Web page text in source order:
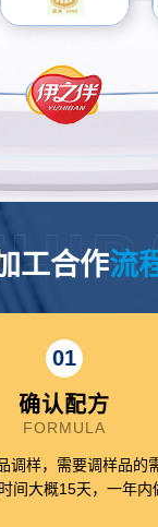
工合作流
01
确认配方
FORMULA
调样，需要调样品的
间大概15天，一年内